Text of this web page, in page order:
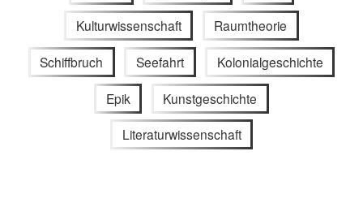
Kulturwissenschaft Raumtheorie
Schiffbruch Seefahrt Kolonialgeschichte
Epik Kunstgeschichte
Literaturwissenschaft